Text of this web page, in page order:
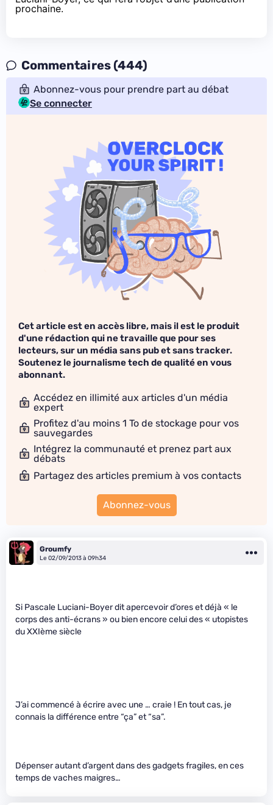
prochaine.
Commentaires (444)
Abonnez-vous pour prendre part au débat
Se connecter
Cet article est en accès libre, mais il est le produit
d'une rédaction qui ne travaille que pour ses
lecteurs, sur un média sans pub et sans tracker.
Soutenez le journalisme tech de qualité en vous
abonnant.
Accédez en illimité aux articles d'un média
expert
Profitez d'au moins 1 To de stockage pour vos
sauvegardes
Intégrez la communauté et prenez part aux
débats
Partagez des articles premium à vos contacts
Abonnez-vous
Groumfy
Le 02/09/2013 à 09h34
Si Pascale Luciani-Boyer dit apercevoir d’ores et déjà « le
corps des anti-écrans » ou bien encore celui des « utopistes
du XXIème siècle
J’ai commencé à écrire avec une … craie ! En tout cas, je
connais la différence entre “ça” et “sa”.
Dépenser autant d’argent dans des gadgets fragiles, en ces
temps de vaches maigres…